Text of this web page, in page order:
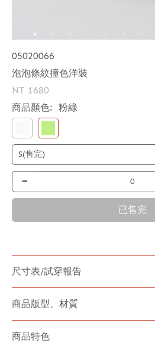
05020066
泡泡條紋撞色洋裝
NT 1680
商品顏色: 粉綠
-
已售完
尺寸表/試穿報告
商品版型、材質
商品特色